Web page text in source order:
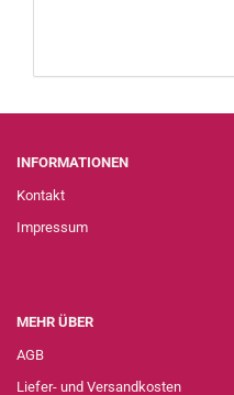
INFORMATIONEN
Kontakt
Impressum
MEHR ÜBER
AGB
Liefer- und Versandkosten